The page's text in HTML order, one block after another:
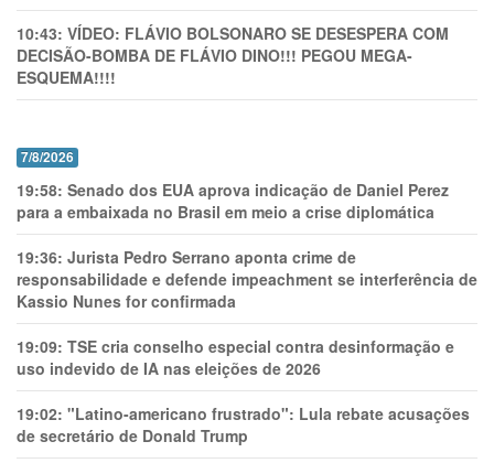
10:43: VÍDEO: FLÁVIO BOLSONARO SE DESESPERA COM
DECISÃO-BOMBA DE FLÁVIO DINO!!! PEGOU MEGA-
ESQUEMA!!!!
7/8/2026
19:58: Senado dos EUA aprova indicação de Daniel Perez
para a embaixada no Brasil em meio a crise diplomática
19:36: Jurista Pedro Serrano aponta crime de
responsabilidade e defende impeachment se interferência de
Kassio Nunes for confirmada
19:09: TSE cria conselho especial contra desinformação e
uso indevido de IA nas eleições de 2026
19:02: "Latino-americano frustrado": Lula rebate acusações
de secretário de Donald Trump